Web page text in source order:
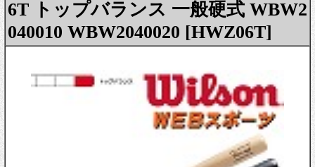
6T トップバランス 一般硬式 WBW2
040010 WBW2040020 [HWZ06T]